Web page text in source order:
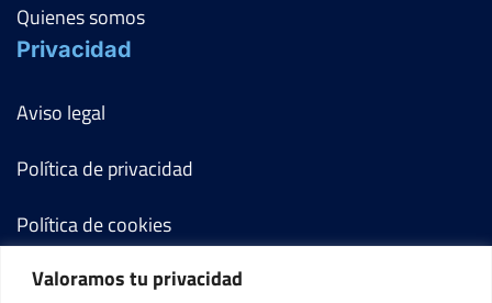
Valoramos tu privacidad
Quienes somos
Privacidad
Aviso legal
Política de privacidad
Política de cookies
Términos y condiciones